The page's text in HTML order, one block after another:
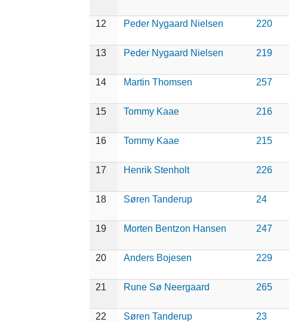
12
Peder Nygaard Nielsen 220
13
Peder Nygaard Nielsen 219
14
Martin Thomsen 257
15
Tommy Kaae 216
16
Tommy Kaae 215
17
Henrik Stenholt 226
18
Søren Tanderup 24
19
Morten Bentzon Hansen 247
20
Anders Bojesen 229
21
Rune Sø Neergaard 265
22
Søren Tanderup 23